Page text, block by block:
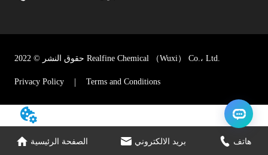
الصفحة الرئيسية بريد الالكتروني هاتف
حقوق النشر © 2022 Realfine Chemical （Wuxi） Co.، Ltd.
Privacy Policy Terms and Conditions
// 引用您的插件链接// 给google上报chat_started事件